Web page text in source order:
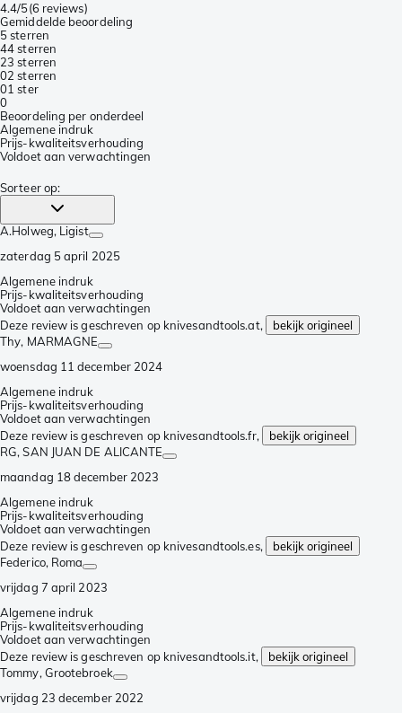
4.4/5(6 reviews)
Gemiddelde beoordeling
5 sterren
44 sterren
23 sterren
02 sterren
01 ster
0
Beoordeling per onderdeel
Algemene indruk
Prijs-kwaliteitsverhouding
Voldoet aan verwachtingen
Sorteer op:
A.Holweg, Ligist
zaterdag 5 april 2025
Algemene indruk
Prijs-kwaliteitsverhouding
Voldoet aan verwachtingen
Deze review is geschreven op knivesandtools.at,
bekijk origineel
Thy, MARMAGNE
woensdag 11 december 2024
Algemene indruk
Prijs-kwaliteitsverhouding
Voldoet aan verwachtingen
Deze review is geschreven op knivesandtools.fr,
bekijk origineel
RG, SAN JUAN DE ALICANTE
maandag 18 december 2023
Algemene indruk
Prijs-kwaliteitsverhouding
Voldoet aan verwachtingen
Deze review is geschreven op knivesandtools.es,
bekijk origineel
Federico, Roma
vrijdag 7 april 2023
Algemene indruk
Prijs-kwaliteitsverhouding
Voldoet aan verwachtingen
Deze review is geschreven op knivesandtools.it,
bekijk origineel
Tommy, Grootebroek
vrijdag 23 december 2022